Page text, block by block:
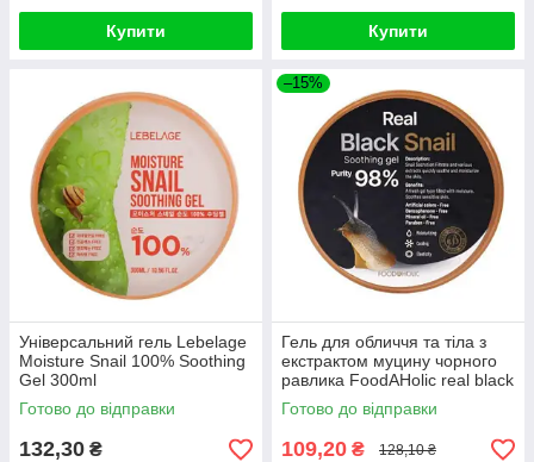
Купити Купити
Універсальний гель Lebelage
Moisture Snail 100% Soothing
Gel 300ml
Готово до відправки
132,30 ₴
–15%
Гель для обличчя та тіла з
екстрактом муцину чорного
равлика FoodAHolic real black
snail soothing ge
Готово до відправки
109,20 ₴ 128,10 ₴